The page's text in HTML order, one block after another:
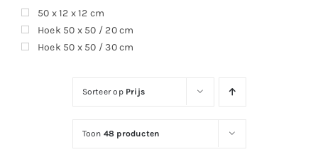
Sorteer op Prijs
Toon 48 producten
50 x 12 x 12 cm
Hoek 50 x 50 / 20 cm
Hoek 50 x 50 / 30 cm